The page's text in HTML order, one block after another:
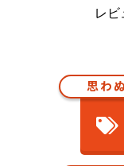
レビ
思わ